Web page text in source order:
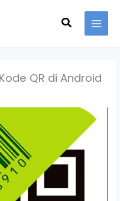
Search
QR di Android